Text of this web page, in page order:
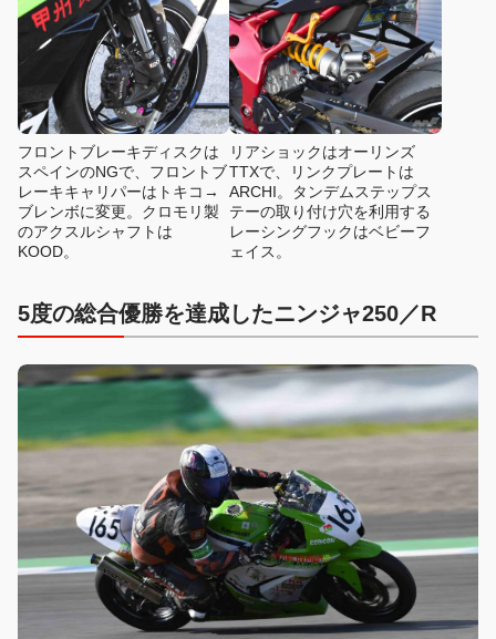
フロントブレーキディスクは
スペインのNGで、フロントブ
レーキキャリパーはトキコ→
ブレンボに変更。クロモリ製
のアクスルシャフトは
KOOD。
リアショックはオーリンズ
TTXで、リンクプレートは
ARCHI。タンデムステップス
テーの取り付け穴を利用する
レーシングフックはベビーフ
ェイス。
5度の総合優勝を達成したニンジャ250／R